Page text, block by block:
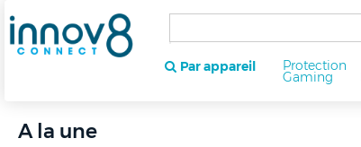
Par appareil Protection
Gaming
A la une